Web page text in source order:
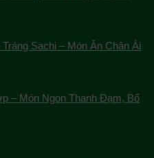
Gỏi
Cá
Tráng
Sachi – Món Ăn Chân Ái
– Món Ngon Thanh Đạm, Bổ